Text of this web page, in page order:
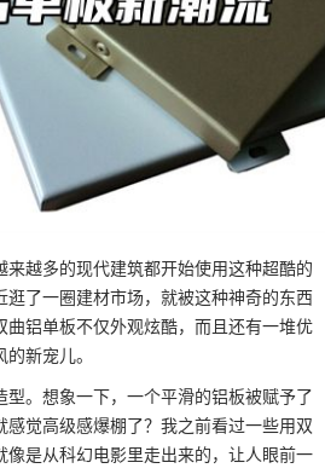
来越多的现代建筑都开始使用这种超酷的
逛了一圈建材市场，就被这种神奇的东西
曲铝单板不仅外观炫酷，而且还有一堆优
新宠儿。
型。想象一下，一个平滑的铝板被赋予了
感觉高级感爆棚了？我之前看过一些用双
像是从科幻电影里走出来的，让人眼前一